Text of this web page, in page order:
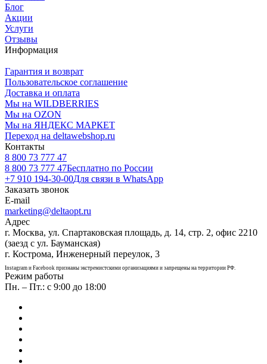
Блог
Акции
Услуги
Отзывы
Информация
Гарантия и возврат
Пользовательское соглашение
Доставка и оплата
Мы на WILDBERRIES
Мы на OZON
Мы на ЯНДЕКС МАРКЕТ
Переход на deltawebshop.ru
Контакты
8 800 73 777 47
8 800 73 777 47Бесплатно по России
+7 910 194-30-00Для связи в WhatsApp
Заказать звонок
E-mail
marketing@deltaopt.ru
Адрес
г. Москва, ул. Спартаковская площадь, д. 14, стр. 2, офис 2210
(заезд с ул. Бауманская)
г. Кострома, Инженерный переулок, 3
Instagram и Facebook признаны экстремистскими организациями и запрещены на территории РФ.
Режим работы
Пн. – Пт.: с 9:00 до 18:00